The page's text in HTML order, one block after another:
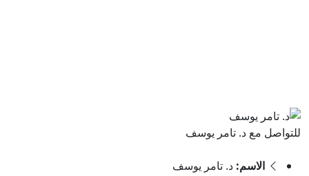
للتواصل مع د. تامر يوسف
الاسم: د. تامر يوسف